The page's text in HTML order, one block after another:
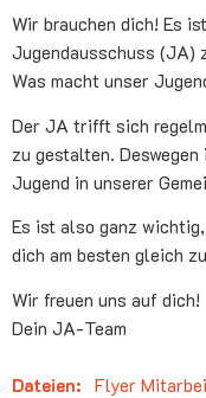
Wir brauchen dich! Es
Jugendausschuss (JA)
Was macht unser
Der JA trifft sich
zu gestalten.
Jugend in unserer
Es ist also ganz
dich am besten gleich
Wir freuen uns auf dich!
Dein JA-Team
Dateien: Flyer